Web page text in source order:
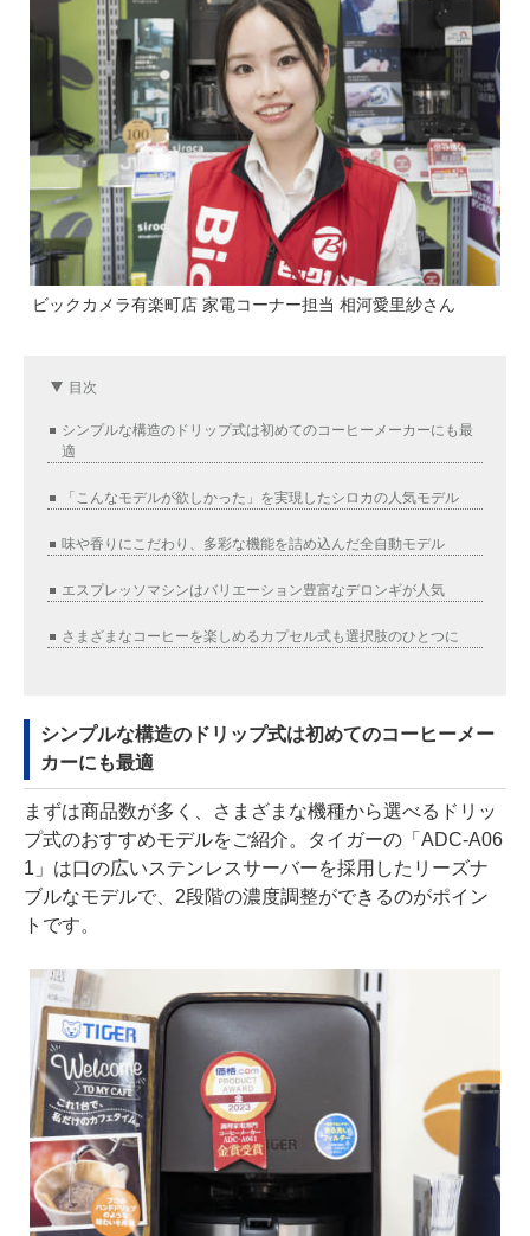
ビックカメラ有楽町店 家電コーナー担当 相河愛里紗さん
目次
シンプルな構造のドリップ式は初めてのコーヒーメーカーにも最
適
「こんなモデルが欲しかった」を実現したシロカの人気モデル
味や香りにこだわり、多彩な機能を詰め込んだ全自動モデル
エスプレッソマシンはバリエーション豊富なデロンギが人気
さまざまなコーヒーを楽しめるカプセル式も選択肢のひとつに
シンプルな構造のドリップ式は初めてのコーヒーメー
カーにも最適
まずは商品数が多く、さまざまな機種から選べるドリッ
プ式のおすすめモデルをご紹介。タイガーの「ADC-A06
1」は口の広いステンレスサーバーを採用したリーズナ
ブルなモデルで、2段階の濃度調整ができるのがポイン
トです。